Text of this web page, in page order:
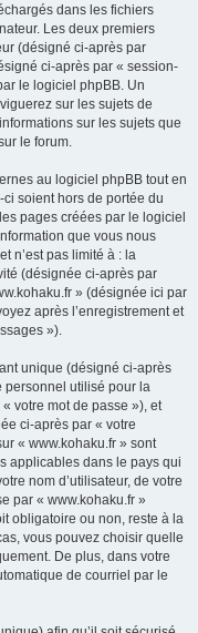
dans les fichiers
Les deux premiers
(désigné ci-après par
ci-après par « session-
le logiciel phpBB. Un
sur les sujets de
sur les sujets que
le forum.
au logiciel phpBB tout en
soient hors de portée du
pages créées par le logiciel
que vous nous
n’est pas limité à : la
(désignée ci-après par
» (désignée ici par
après l’enregistrement et
»).
unique (désigné ci-après
personnel utilisé pour la
votre mot de passe »), et
ci-après par « votre
« www.kohaku.fr » sont
applicables dans le pays qui
nom d’utilisateur, de votre
par « www.kohaku.fr »
obligatoire ou non, reste à la
vous pouvez choisir quelle
De plus, dans votre
de courriel par le